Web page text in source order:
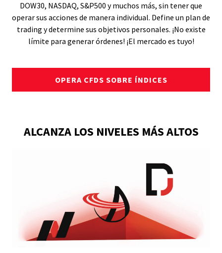
DOW30, NASDAQ, S&P500 y muchos más, sin tener que
operar sus acciones de manera individual. Define un plan de
trading y determine sus objetivos personales. ¡No existe
límite para generar órdenes! ¡El mercado es tuyo!
OPERA CFDS SOBRE ÍNDICES
ALCANZA LOS NIVELES MÁS ALTOS